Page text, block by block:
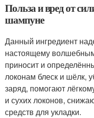
Польза и вред от
шампуне
Данный ингредиент
настоящему
приносит и
локонам блеск и шёлк,
заряд, помогают
и сухих локонов,
средств для укладки.